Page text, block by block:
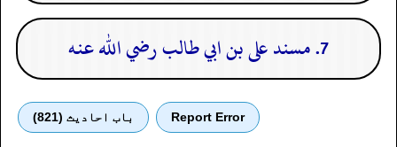
7. مسند على بن ابي طالب رضي الله عنه
Report Error باب احادیث (821)